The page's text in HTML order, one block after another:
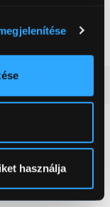
annak konkrét
a
használja
Ft